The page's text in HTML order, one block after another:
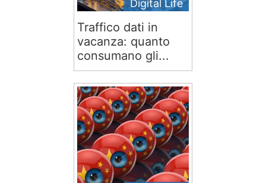
Digital Life
Traffico dati in
vacanza: quanto
consumano gli...